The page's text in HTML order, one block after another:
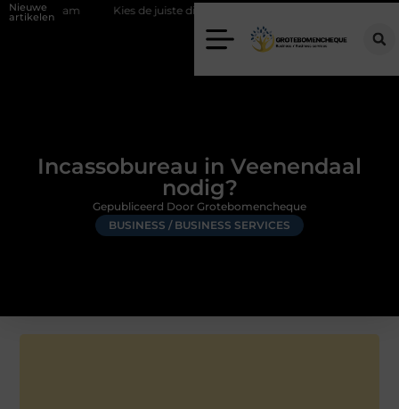
Nieuwe
artikelenKies de juiste diamantboor voor uw project
Incassobureau in Veenendaal
nodig?
BUSINESS / BUSINESS SERVICES
Gepubliceerd Door Grotebomencheque